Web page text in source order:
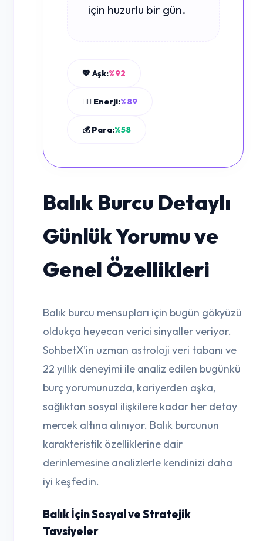
için huzurlu bir gün.
💖 Aşk:%92
🧘‍♂️ Enerji:%89
💰 Para:%58
Balık Burcu Detaylı
Günlük Yorumu ve
Genel Özellikleri
Balık burcu mensupları için bugün gökyüzü
oldukça heyecan verici sinyaller veriyor.
SohbetX'in uzman astroloji veri tabanı ve
22 yıllık deneyimi ile analiz edilen bugünkü
burç yorumunuzda, kariyerden aşka,
sağlıktan sosyal ilişkilere kadar her detay
mercek altına alınıyor. Balık burcunun
karakteristik özelliklerine dair
derinlemesine analizlerle kendinizi daha
iyi keşfedin.
Balık İçin Sosyal ve Stratejik
Tavsiyeler